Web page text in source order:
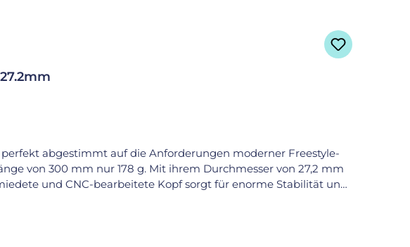
abgestimmt auf die Anforderungen moderner Freestyle-
von 300 mm nur 178 g. Mit ihrem Durchmesser von 27,2 mm
und CNC-bearbeitete Kopf sorgt für enorme Stabilität und